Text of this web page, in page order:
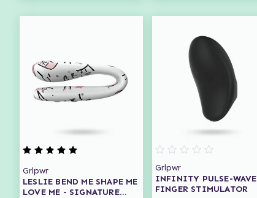
Grlpwr
LESLIE BEND ME SHAPE ME
LOVE ME - SIGNATURE
Grlpwr
INFINITY PULSE-WAVE
FINGER STIMULATOR